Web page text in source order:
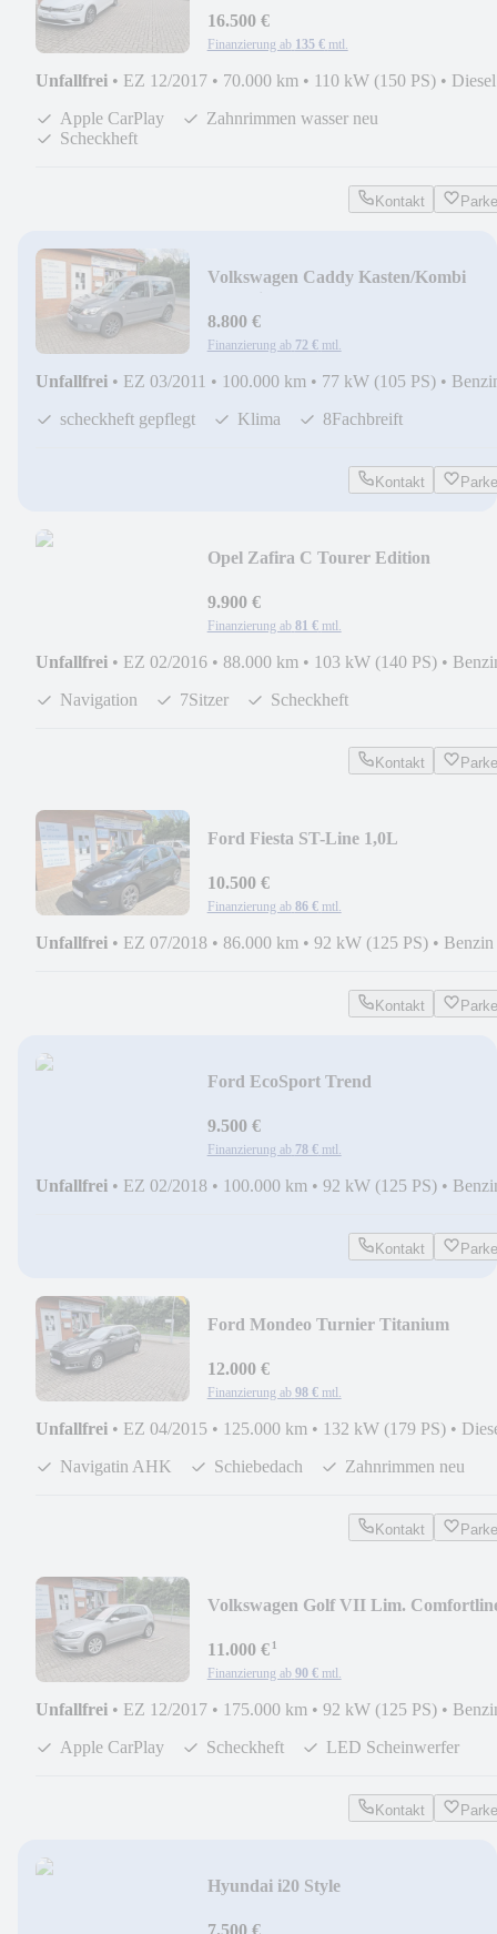
16.500 €
Finanzierung ab 135 € mtl.
Unfallfrei • EZ 12/2017 • 70.000 km • 110 kW (150 PS) • Diesel
Apple CarPlay
Zahnrimmen wasser neu
Scheckheft
Kontakt
Volkswagen Caddy Kasten/Kombi
8.800 €
Finanzierung ab 72 € mtl.
Unfallfrei • EZ 03/2011 • 100.000 km • 77 kW (105 PS) •
scheckheft gepflegt
Klima 8Fachbreift
Kontakt
Opel Zafira C Tourer Edition
9.900 €
Finanzierung ab 81 € mtl.
Unfallfrei • EZ 02/2016 • 88.000 km • 103 kW (140 PS) •
Navigation
7Sitzer Scheckheft
Kontakt
Ford Fiesta ST-Line 1,0L
10.500 €
Finanzierung ab 86 € mtl.
Unfallfrei • EZ 07/2018 • 86.000 km • 92 kW (125 PS) • Benzin
Kontakt
Ford EcoSport Trend
9.500 €
Finanzierung ab 78 € mtl.
Unfallfrei • EZ 02/2018 • 100.000 km • 92 kW (125 PS) •
Kontakt
Ford Mondeo Turnier Titanium
12.000 €
Finanzierung ab 98 € mtl.
Unfallfrei • EZ 04/2015 • 125.000 km • 132 kW (179 PS) •
Navigatin AHK
Schiebedach Zahnrimmen neu
Kontakt
Volkswagen Golf VII Lim.
11.000 €¹
Finanzierung ab 90 € mtl.
Unfallfrei • EZ 12/2017 • 175.000 km • 92 kW (125 PS) •
Apple CarPlay
Scheckheft LED Scheinwerfer
Kontakt
Hyundai i20 Style
7.500 €